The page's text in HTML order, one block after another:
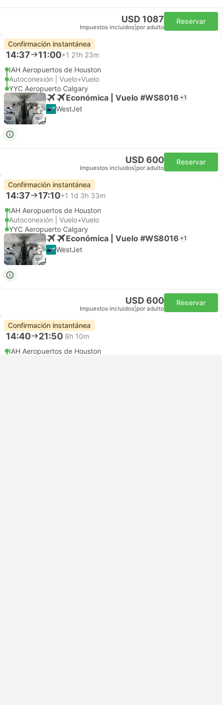
USD 1087
Impuestos incluidos por adulto
Reservar
Confirmación instantánea
14:37 11:00+1 21h 23m
IAH Aeropuertos de Houston
Autoconexión | Vuelo+Vuelo
YYC Aeropuerto Calgary
Económica | Vuelo #WS8016 +1
WestJet
USD 600
Impuestos incluidos por adulto
Reservar
Confirmación instantánea
14:37 17:10+1 1d 3h 33m
IAH Aeropuertos de Houston
Autoconexión | Vuelo+Vuelo
YYC Aeropuerto Calgary
Económica | Vuelo #WS8016 +1
WestJet
USD 600
Impuestos incluidos por adulto
Reservar
Confirmación instantánea
14:40 21:50 8h 10m
IAH Aeropuertos de Houston